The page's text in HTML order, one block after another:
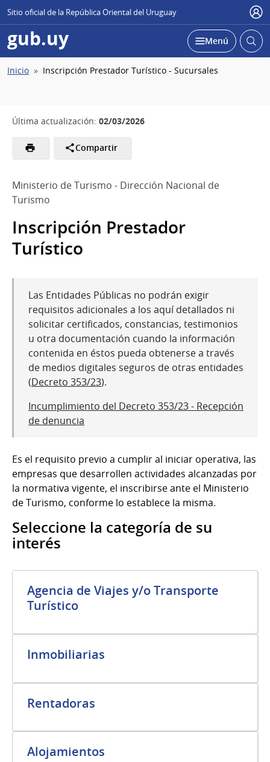
Sitio oficial de la República Oriental del Uruguay
gub.uy Desplegar
Menú Abrir
Ruta
Inicio Inscripción Prestador Turístico - Sucursales
Última actualización: 02/03/2026
Compartir
Ministerio de Turismo - Dirección Nacional de
Turismo
Inscripción Prestador
Turístico
Las Entidades Públicas no podrán exigir
requisitos adicionales a los aquí detallados ni
solicitar certificados, constancias, testimonios
u otra documentación cuando la información
contenida en éstos pueda obtenerse a través
de medios digitales seguros de otras entidades
(Decreto 353/23).
Incumplimiento del Decreto 353/23 - Recepción
de denuncia
Es el requisito previo a cumplir al iniciar operativa, las
empresas que desarrollen actividades alcanzadas por
la normativa vigente, el inscribirse ante el Ministerio
de Turismo, conforme lo establece la misma.
Seleccione la categoría de su
interés
Agencia de Viajes y/o Transporte
Turístico
Inmobiliarias
Rentadoras
Alojamientos